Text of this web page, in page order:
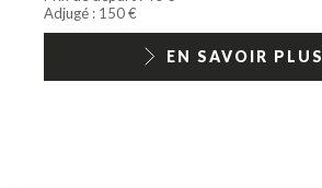
Jouets Fast Food
Trading cards
1/18ème moderne
Adjugé : 150 €
EN SAVOIR PLUS